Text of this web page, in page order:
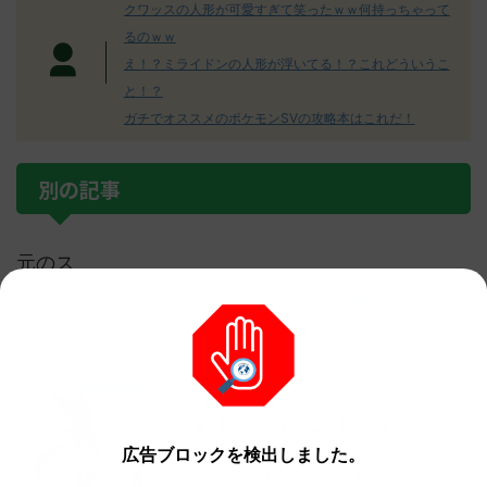
クワッスの人形が可愛すぎて笑ったｗｗ何持っちゃって
るのｗｗ
え！？ミライドンの人形が浮いてる！？これどういうこ
と！？
ガチでオススメのポケモンSVの攻略本はこれだ！
別の記事
元のス
他の人気記事もチェック！
え！ 強くてかわいい！ マスカ
広告ブロックを検出しました。